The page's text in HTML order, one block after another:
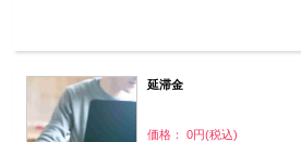
延滞金
価格： 0円(税込)